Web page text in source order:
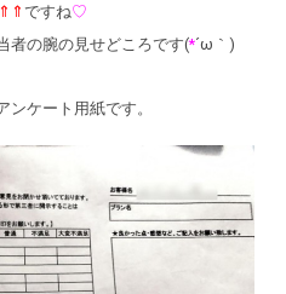
⇑⇑ですね♡
者の腕の見せどころです(*´ω｀)
ケート用紙です。